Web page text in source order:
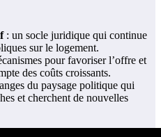
: un socle juridique qui continue
sur le logement.
pour favoriser l’offre et
des coûts croissants.
du paysage politique qui
et cherchent de nouvelles